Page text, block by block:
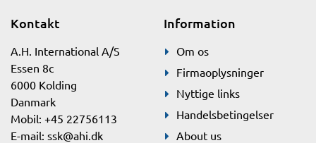
Kontakt
A.H. International A/S
Essen 8c
6000 Kolding
Danmark
Mobil: +45 22756113
E-mail: ssk@ahi.dk
Information
Om os
Firmaoplysninger
Nyttige links
Handelsbetingelser
About us